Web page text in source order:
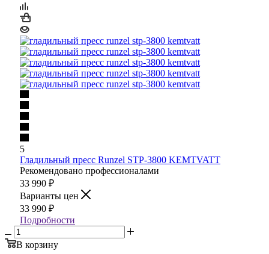
5
Гладильный пресс Runzel STP-3800 KEMTVATT
Рекомендовано профессионалами
33 990 ₽
Варианты цен
33 990 ₽
Подробности
В корзину